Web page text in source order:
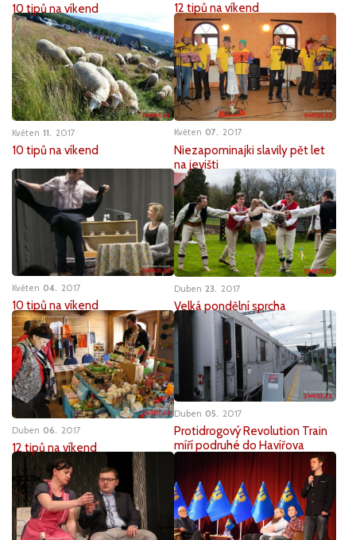
10 tipů na víkend 12 tipů na víkend
Květen 11 2017
10 tipů na víkend
Květen 07 2017
Niezapominajki slavily pět let
na jevišti
Květen 04 2017
10 tipů na víkend
Duben 23 2017
Velká pondělní sprcha
Duben 06 2017
12 tipů na víkend
Duben 05 2017
Protidrogový Revolution Train
míří podruhé do Havířova